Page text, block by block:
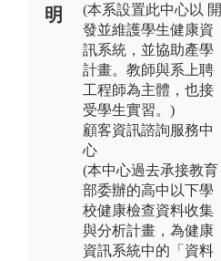
明
(本系設置此中心以 開
發並維護學生健康資
訊系統，並協助產學
計畫。教師與系上聘
工程師為主體，也接
受學生實習。)
顧客資訊諮詢服務中
心
(本中心過去承接教育
部委辦的高中以下學
校健康檢查資料收集
與分析計畫，為健康
資訊系統中的「資料